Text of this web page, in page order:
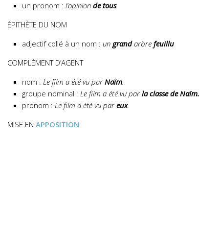
un pronom : l’opinion de tous
ÉPITHÈTE DU NOM
adjectif collé à un nom : un grandarbre feuillu
COMPLÉMENT D’AGENT
nom : Le film a été vu par Naïm.
groupe nominal : Le film a été vu par la classe de Naïm.
pronom : Le film a été vu par eux.
MISE EN APPOSITION